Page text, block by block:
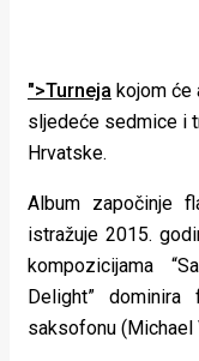
">Turneja kojom će
sljedeće sedmice i
Hrvatske.
Album započinje
istražuje 2015.
kompozicijama
Delight”
saksofonu (Michael